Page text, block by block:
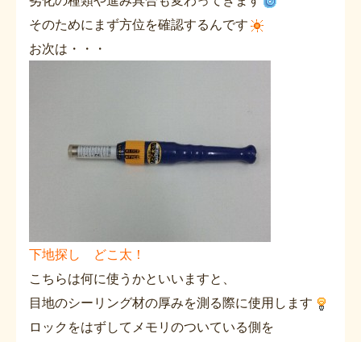
そのためにまず方位を確認するんです
お次は・・・
下地探し どこ太！
こちらは何に使うかといいますと、
目地のシーリング材の厚みを測る際に使用します
ロックをはずしてメモリのついている側を